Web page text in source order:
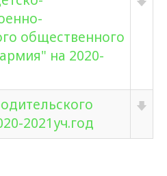
общественного
на 2020-
2021уч.год